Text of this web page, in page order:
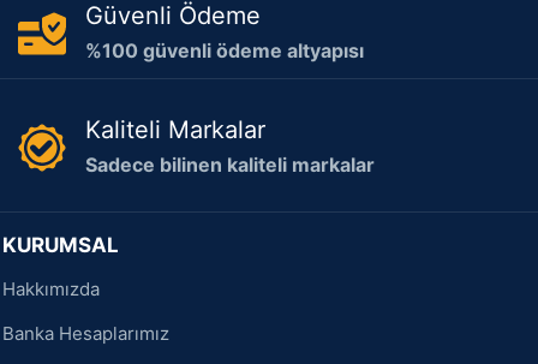
Güvenli Ödeme
%100 güvenli ödeme altyapısı
Kaliteli Markalar
Sadece bilinen kaliteli markalar
KURUMSAL
Hakkımızda
Banka Hesaplarımız